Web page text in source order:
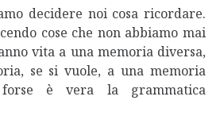
decidere noi cosa ricordare.
cose che non abbiamo mai
vita a una memoria diversa,
se si vuole, a una memoria
è vera la grammatica